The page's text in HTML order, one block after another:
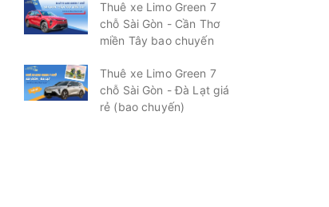
Thuê xe Limo Green 7
chỗ Sài Gòn - Cần Thơ
miền Tây bao chuyến
Thuê xe Limo Green 7
chỗ Sài Gòn - Đà Lạt giá
rẻ (bao chuyến)